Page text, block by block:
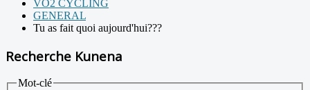
VO2 CYCLING
GENERAL
Tu as fait quoi aujourd'hui???
Recherche Kunena
Mot-clé